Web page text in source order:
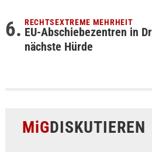
RECHTSEXTREME MEHRHEIT
EU-Abschiebezentren in
nächste Hürde
MiGDISKUTIEREN